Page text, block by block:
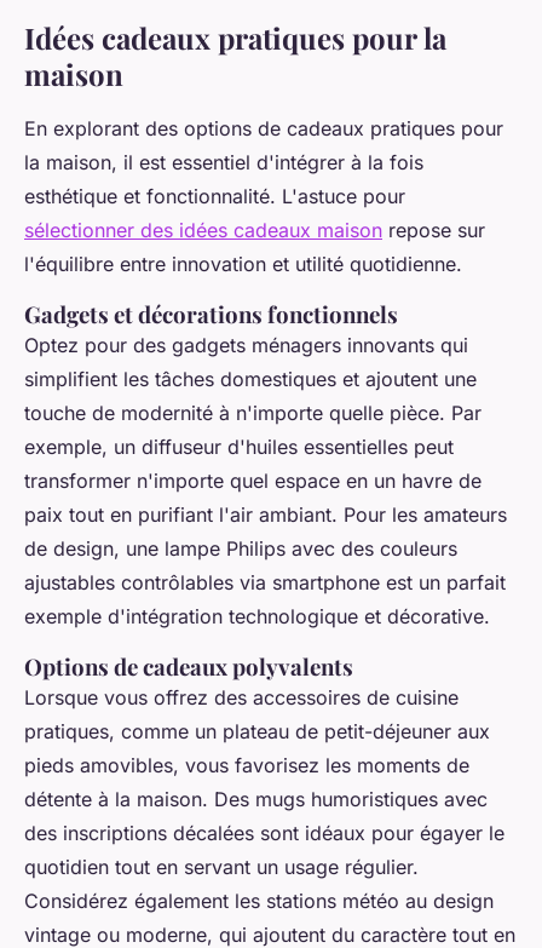
Idées cadeaux pratiques pour la
maison
En explorant des options de cadeaux pratiques pour
la maison, il est essentiel d'intégrer à la fois
esthétique et fonctionnalité. L'astuce pour
sélectionner des idées cadeaux maison repose sur
l'équilibre entre innovation et utilité quotidienne.
Gadgets et décorations fonctionnels
Optez pour des gadgets ménagers innovants qui
simplifient les tâches domestiques et ajoutent une
touche de modernité à n'importe quelle pièce. Par
exemple, un diffuseur d'huiles essentielles peut
transformer n'importe quel espace en un havre de
paix tout en purifiant l'air ambiant. Pour les amateurs
de design, une lampe Philips avec des couleurs
ajustables contrôlables via smartphone est un parfait
exemple d'intégration technologique et décorative.
Options de cadeaux polyvalents
Lorsque vous offrez des accessoires de cuisine
pratiques, comme un plateau de petit-déjeuner aux
pieds amovibles, vous favorisez les moments de
détente à la maison. Des mugs humoristiques avec
des inscriptions décalées sont idéaux pour égayer le
quotidien tout en servant un usage régulier.
Considérez également les stations météo au design
vintage ou moderne, qui ajoutent du caractère tout en